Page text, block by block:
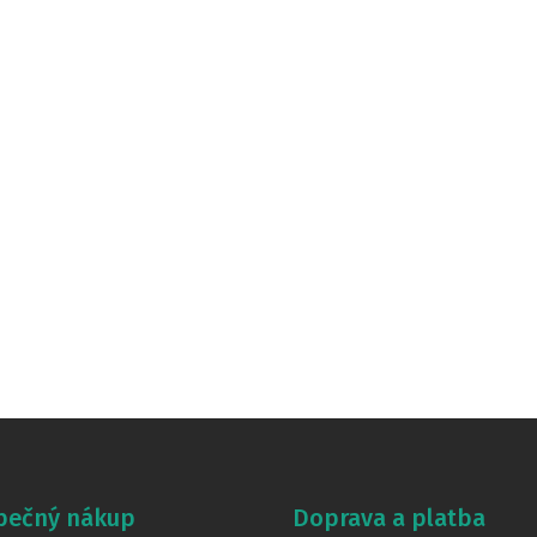
nákup Doprava a platba